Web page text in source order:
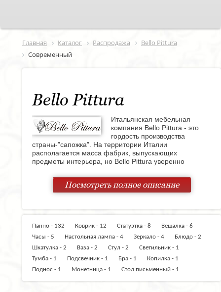
Главная Каталог Распродажа
Bello Pittura
Современный
Bello Pittura
Итальянская мебельная
компания Bello Pittura - это
гордость производства
страны-”сапожка”. На территории Италии
располагается масса фабрик, выпускающих
предметы интерьера, но Bello Pittura уверенно
этого бренда - предметы интерьера для дома.
Гостиные, спальни, кабинеты, библиотеки, столы,
стулья, предметы декора и другие элементы
атмосферу в вашем доме, придавая ей при этом лоск
ассортименте Bello Pittura.
Компания Bello Pittura обладает широким штатом
специалистов, которые умеют создавать шедевры из
самых простых материалов. Ясень, дуб, вишня, орех,
стекло, мрамор, металл… Нет такого материала, из
которого профессионалы Bello Pittura не смогли бы
Посмотреть полное описание
Панно - 132 Коврик - 12 Статуэтка - 8
Вешалка - 6
Часы - 5
Настольная лампа - 4 Зеркало - 4
Блюдо - 2
Шкатулка - 2
Ваза - 2 Стул - 2
Светильник - 1
Тумба - 1
Подсвечник - 1 Бра - 1
Копилка - 1
Поднос - 1
Монетница - 1 Стол письменный - 1